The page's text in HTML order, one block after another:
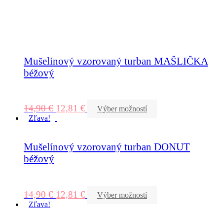
Mušelínový vzorovaný turban MAŠLIČKA
béžový
14,90€ 12,81 €
Výber možností
Zľava!
Mušelínový vzorovaný turban DONUT
béžový
14,90€ 12,81 €
Výber možností
Zľava!